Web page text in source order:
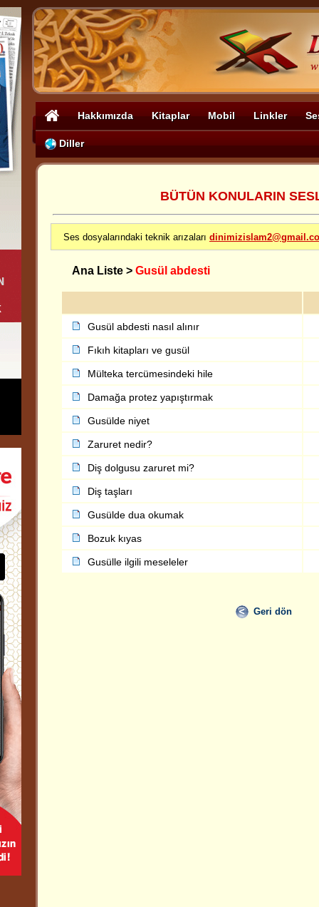
Hakkımızda Kitaplar Mobil Linkler
Diller
BÜTÜN KONULARIN
Ses dosyalarındaki teknik arızaları
Ana Liste > Gusül abdesti
Gusül abdesti nasıl alınır
Fıkıh kitapları ve gusül
Mülteka tercümesindeki hile
Damağa protez yapıştırmak
Gusülde niyet
Zaruret nedir?
Diş dolgusu zaruret mi?
Diş taşları
Gusülde dua okumak
Bozuk kıyas
Gusülle ilgili meseleler
Geri dön